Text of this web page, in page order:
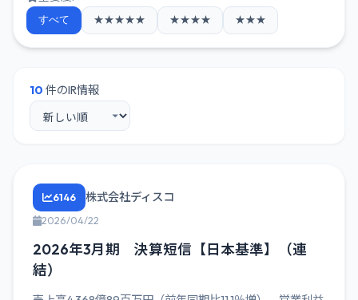
すべて ★★★★★ ★★★★ ★★★
10 件のIR情報
6146 株式会社ディスコ
2026/04/22
2026年3月期 決算短信【日本基準】（連
結）